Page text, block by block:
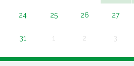
24 25 26 27
31 1 2 3